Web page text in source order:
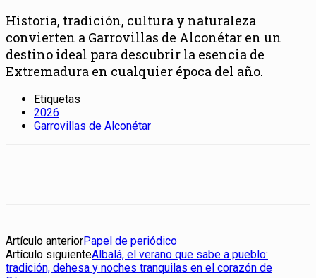
Historia, tradición, cultura y naturaleza
convierten a Garrovillas de Alconétar en un
destino ideal para descubrir la esencia de
Extremadura en cualquier época del año.
Etiquetas
2026
Garrovillas de Alconétar
Artículo anteriorPapel de periódico
Artículo siguienteAlbalá, el verano que sabe a pueblo:
tradición, dehesa y noches tranquilas en el corazón de